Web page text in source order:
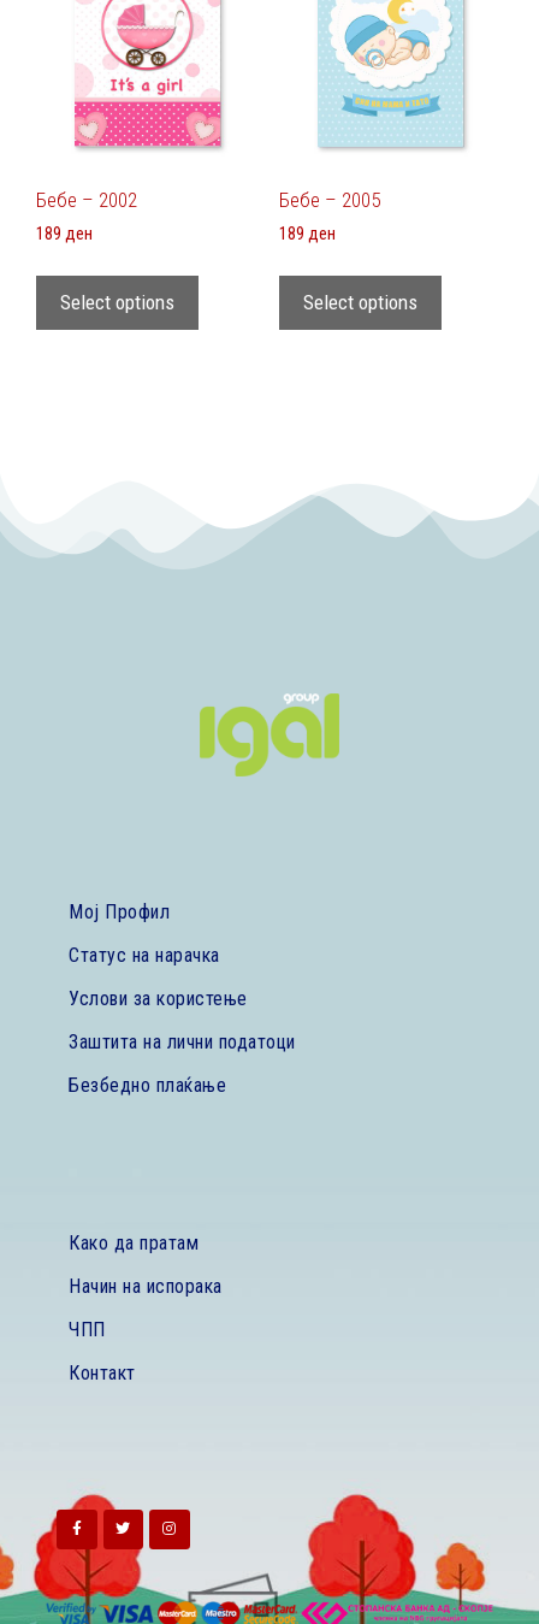
Бебе – 2002
189 ден
Select options
Бебе – 2005
189 ден
Select options
Мој Профил
Статус на нарачка
Услови за користење
Заштита на лични податоци
Безбедно плаќање
Како да пратам
Начин на испорака
ЧПП
Контакт